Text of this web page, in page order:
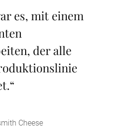
es, mit einem
der alle
“
Cheese